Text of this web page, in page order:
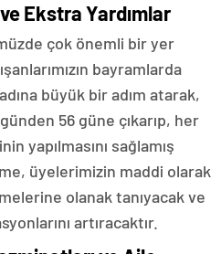
Ekstra Yardımlar
çok önemli bir yer
bayramlarda
büyük bir adım atarak,
56 güne çıkarıp, her
yapılmasını sağlamış
üyelerimizin maddi olarak
olanak tanıyacak ve
artıracaktır.